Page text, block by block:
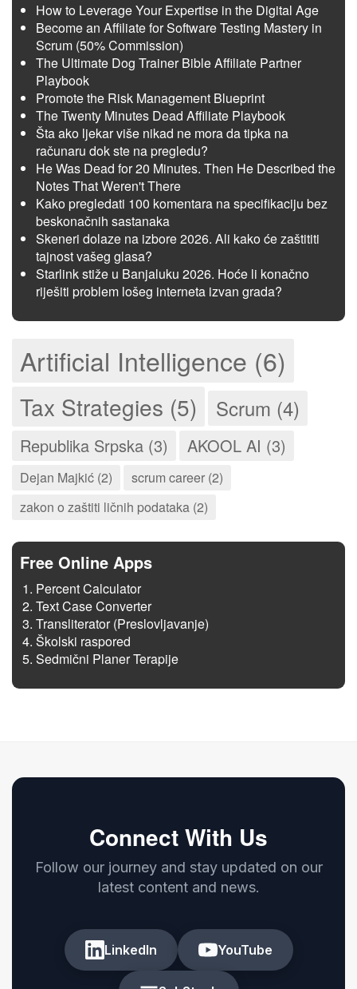
How to Leverage Your Expertise in the Digital Age
Become an Affiliate for Software Testing Mastery in
Scrum (50% Commission)
The Ultimate Dog Trainer Bible Affiliate Partner
Playbook
Promote the Risk Management Blueprint
The Twenty Minutes Dead Affiliate Playbook
Šta ako ljekar više nikad ne mora da tipka na
računaru dok ste na pregledu?
He Was Dead for 20 Minutes. Then He Described the
Notes That Weren't There
Kako pregledati 100 komentara na specifikaciju bez
beskonačnih sastanaka
Skeneri dolaze na izbore 2026. Ali kako će zaštititi
tajnost vašeg glasa?
Starlink stiže u Banjaluku 2026. Hoće li konačno
riješiti problem lošeg interneta izvan grada?
Artificial Intelligence (6)
Tax Strategies (5) Scrum (4)
Republika Srpska (3) AKOOL AI (3)
Dejan Majkić (2)
scrum career (2)
zakon o zaštiti ličnih podataka (2)
Free Online Apps
Percent Calculator
Text Case Converter
Transliterator (Preslovljavanje)
Školski raspored
Sedmični Planer Terapije
Connect With Us
Follow our journey and stay updated on our
latest content and news.
LinkedIn YouTube